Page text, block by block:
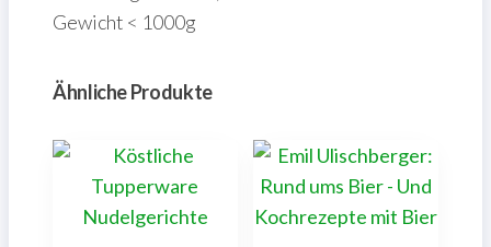
Gewicht < 1000g
Ähnliche Produkte